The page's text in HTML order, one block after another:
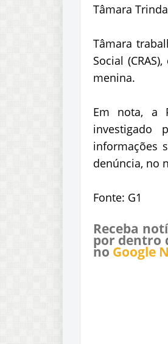
Tâmara
Tâmara
Social
menina.
Em nota, a
investigado
informações
denúncia, no
Fonte: G1
Receba
por dentro
no Google